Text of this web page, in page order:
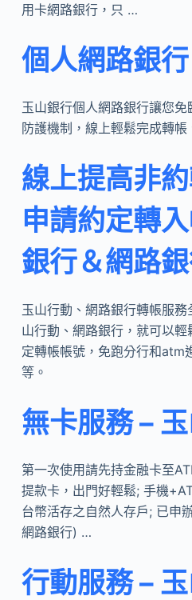
用卡網路銀行，只 …
個人網路銀
玉山銀行個人網路銀行讓您
防護機制，線上輕鬆完成轉帳
線上提高非
申請約定轉
銀行＆網路
玉山行動、網路銀行轉帳服
山行動、網路銀行，就可以
定轉帳帳號，免跑分行和atm
等。
無卡服務 –
第一次使用請先持金融卡至
提款卡，出門好輕鬆; 手機
台幣活存之自然人存戶; 已申
網路銀行) …
行動服務 –